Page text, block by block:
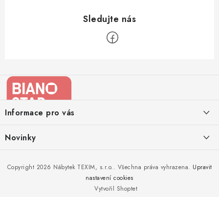
aInformace pro vás
Kontakty
Doprava nábytku k Vám
Novinky
to!
Nakupujte zahradní nábytek i v ziměVytvořil Shoptet
Copyright 2026 Nábytek TEXIM, s.r.o.. Všechna práva vyhrazena. Upravit
nastavení cookies